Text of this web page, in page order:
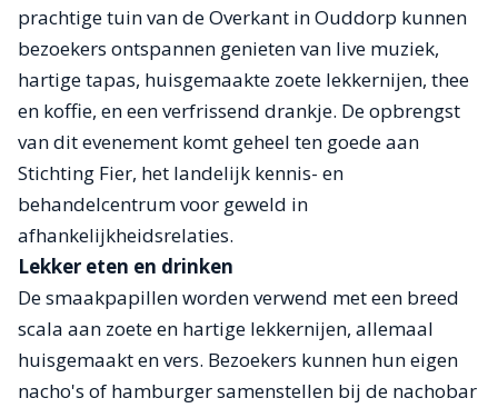
prachtige tuin van de Overkant in Ouddorp kunnen
bezoekers ontspannen genieten van live muziek,
hartige tapas, huisgemaakte zoete lekkernijen, thee
en koffie, en een verfrissend drankje. De opbrengst
van dit evenement komt geheel ten goede aan
Stichting Fier, het landelijk kennis- en
behandelcentrum voor geweld in
afhankelijkheidsrelaties.
Lekker eten en drinken
De smaakpapillen worden verwend met een breed
scala aan zoete en hartige lekkernijen, allemaal
huisgemaakt en vers. Bezoekers kunnen hun eigen
nacho's of hamburger samenstellen bij de nachobar